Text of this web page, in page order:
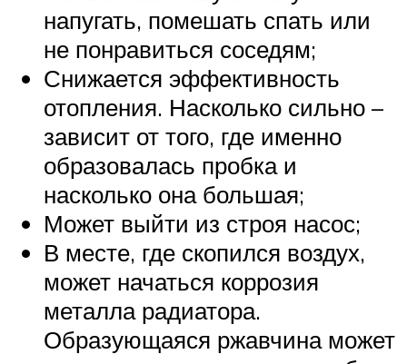
напугать, помешать спать или
не понравиться соседям;
Снижается эффективность
отопления. Насколько сильно –
зависит от того, где именно
образовалась пробка и
насколько она большая;
Может выйти из строя насос;
В месте, где скопился воздух,
может начаться коррозия
металла радиатора.
Образующаяся ржавчина может